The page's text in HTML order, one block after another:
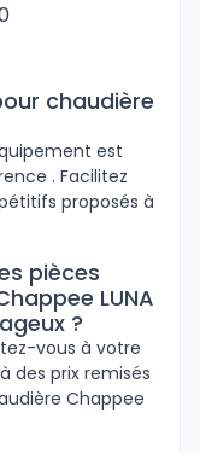
chaudière
est
. Facilitez
proposés à
pièces
LUNA
?
vous à votre
des prix remisés
Chappee